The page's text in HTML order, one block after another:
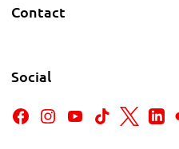
Contact
Social